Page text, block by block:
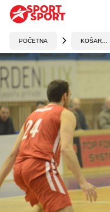
POČETNA